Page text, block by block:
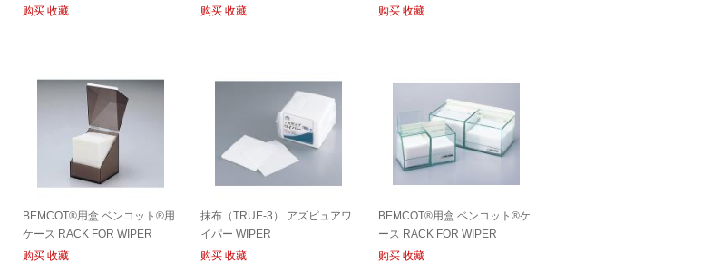
购买 收藏
购买 收藏
アズピュアクリーンマット MAT
购买 收藏
BEMCOT®用盒 ベンコット®用
ケース RACK FOR WIPER
购买 收藏
抹布（TRUE-3） アズピュアワ
イパー WIPER
购买 收藏
BEMCOT®用盒 ベンコット®ケ
ース RACK FOR WIPER
购买 收藏